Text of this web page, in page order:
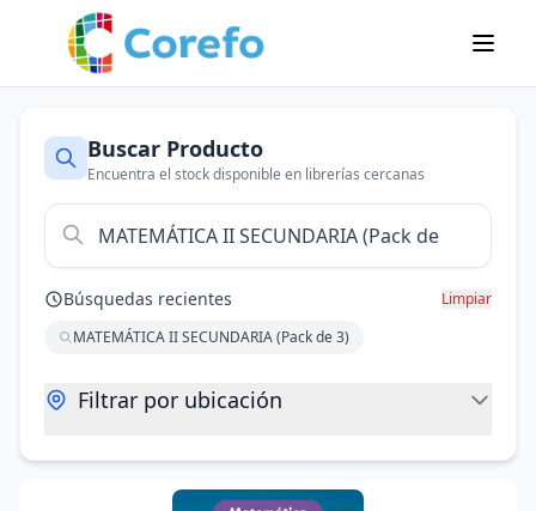
Buscar Producto
Encuentra el stock disponible en librerías cercanas
Búsquedas recientes
Limpiar
MATEMÁTICA II SECUNDARIA (Pack de 3)
Filtrar por ubicación